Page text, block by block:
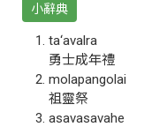
小辭典
ta‘avalra
勇士成年禮
molapangolai
祖靈祭
asavasavahe